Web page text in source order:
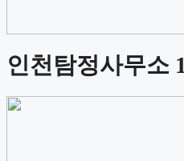
인천탐정사무소